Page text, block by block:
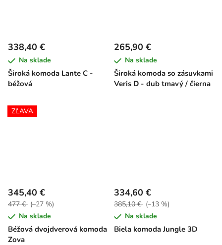
Široká komoda Lante C -
béžová
338,40 €
Na sklade
Široká komoda so zásuvkami
Veris D - dub tmavý / čierna
265,90 €
Na sklade
ZĽAVA
Béžová dvojdverová komoda
Zova
345,40 €
477 € (–27 %)
Na sklade
Biela komoda Jungle 3D
334,60 €
385,10 € (–13 %)
Na sklade